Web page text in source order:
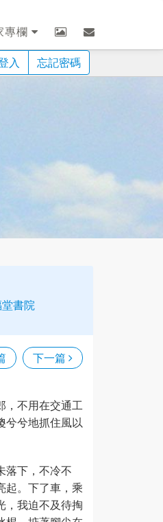
專欄
入 忘記密碼
書院
下一篇
，不用在交通工
兮兮地抓住風以
落下，不冷不
起。下了車，乘
，我迫不及待掏